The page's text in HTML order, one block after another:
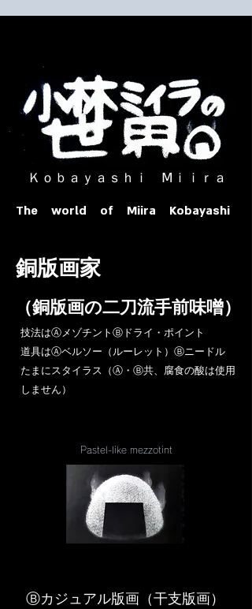
ｏｂａｙａｓｈｉ Ⅿｉｉｒａ​
The world of Miira Kobayashi
​銅版画家
​（銅版画の二刀流手前味噌）
​技法はⒶメゾチントⒷドライ・ポイント
道具はⒶベルソー（ルーレット）Ⓑニードル
​たまにスタイラス（Ⓐ・Ⓑ共、腐食の酸は使用
しません）
Pastel-like mezzotint
​Ⓑカジュアル版画（干支版画）